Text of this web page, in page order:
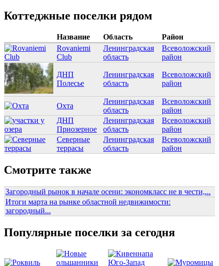
Коттеджные поселки рядом
Название Область
Район
Rovaniemi
Club
Ленинградская
область
Всеволожский
район
ДНП
Полесье
Ленинградская
область
Всеволожский
район
Охта
Ленинградская
область
Всеволожский
район
ДНП
Приозерное
Ленинградская
область
Всеволожский
район
Северные
террасы
Ленинградская
область
Всеволожский
район
Смотрите также
Загородный рынок в начале осени: экономкласс не в чести,...
Итоги марта на рынке областной недвижимости:
загородный...
Популярные поселки за сегодня